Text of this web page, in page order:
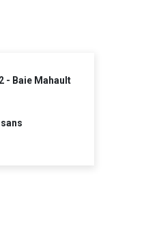
- Baie Mahault